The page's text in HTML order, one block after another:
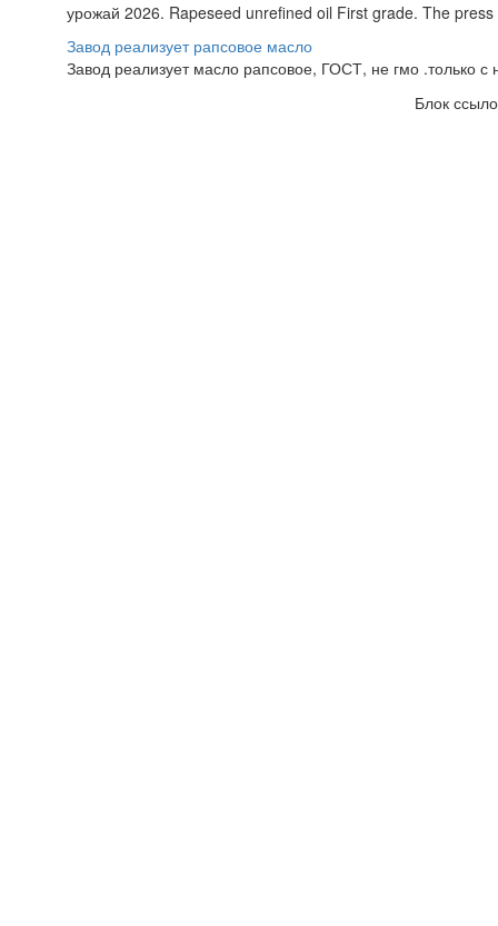
урожай 2026. Rapeseed unrefined oil First grade. The
Завод реализует рапсовое масло
Завод реализует масло рапсовое, ГОСТ, не гмо .только с
Блок